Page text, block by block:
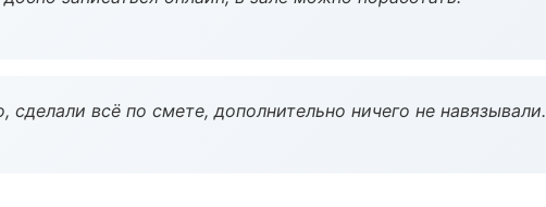
всё по смете, дополнительно ничего не навязывали.